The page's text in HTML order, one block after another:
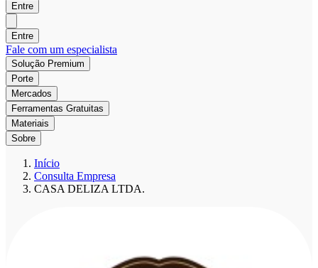
Entre
Entre
Fale com um especialista
Solução Premium
Porte
Mercados
Ferramentas Gratuitas
Materiais
Sobre
Início
Consulta Empresa
CASA DELIZA LTDA.